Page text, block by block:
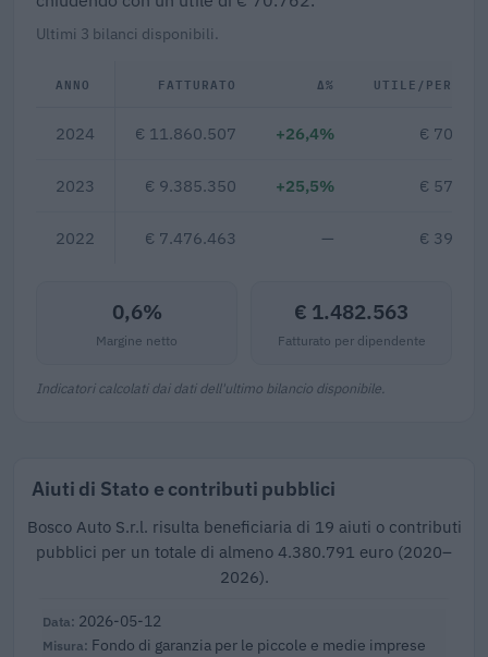
Ultimi 3 bilanci disponibili.
ANNO FATTURATO Δ% UTILE/PERDITA
2024 € 11.860.507 +26,4% € 70.762
2023 € 9.385.350 +25,5% € 57.956
2022 € 7.476.463 — € 39.250
0,6%
Margine netto
€ 1.482.563
Fatturato per dipendente
Indicatori calcolati dai dati dell'ultimo bilancio disponibile.
Aiuti di Stato e contributi pubblici
Bosco Auto S.r.l. risulta beneficiaria di 19 aiuti o contributi
pubblici per un totale di almeno 4.380.791 euro (2020–
2026).
2026-05-12
Fondo di garanzia per le piccole e medie imprese